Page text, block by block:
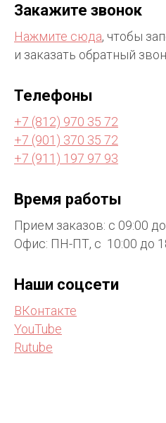
Закажите звонок
Нажмите сюда, чтобы
и заказать обратный
Телефоны
+7 (812) 970 35 72
+7 (901) 370 35 72
+7 (911) 197 97 93
Время работы
Прием заказов: с 09:00 до
Офис: ПН-ПТ, с 10:00 до
Наши соцсети
ВКонтакте
YouTube
Rutube